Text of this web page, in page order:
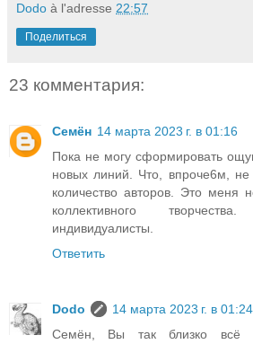
Dodo à l'adresse 22:57
Поделиться
23 комментария:
Семён 14 марта 2023 г. в 01:16
Пока не могу сформировать
новых линий. Что, впроче6м, не
количество авторов. Это меня
коллективного
индивидуалисты.
Ответить
Dodo
14 марта 2023 г. в 01:24
Семён, Вы так близко всё